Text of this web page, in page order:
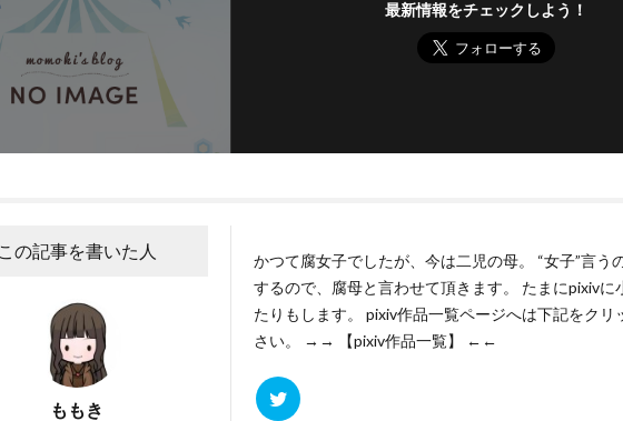
最新情報をチェックしよう！
この記事を書いた人
ももき
かつて腐女子でしたが、今は二児の母。 “女子”言う
するので、腐母と言わせて頂きます。 たまにpixivに
たりもします。 pixiv作品一覧ページへは下記をクリ
さい。
→→ 【pixiv作品一覧】 ←←